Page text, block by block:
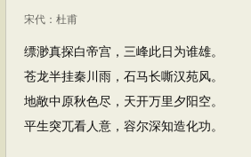
宋代 ： 杜甫
缥渺真探白帝宫，三峰此日为谁雄。
苍龙半挂秦川雨，石马长嘶汉苑风。
地敞中原秋色尽，天开万里夕阳空。
平生突兀看人意，容尔深知造化功。